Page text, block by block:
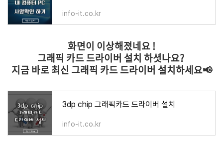
info-it.co.kr
화면이 이상해졌네요 !
그래픽 카드 드라이버 설치 하셧나요?
지금 바로 최신 그래픽 카드 드라이버 설치하세요📢
3dp chip 그래픽카드 드라이버 설치
info-it.co.kr